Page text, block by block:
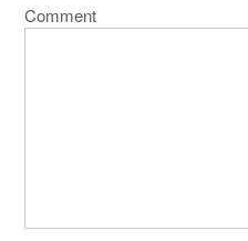
Comment